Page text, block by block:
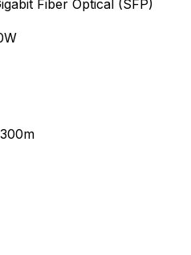
Fiber Optical (SFP)